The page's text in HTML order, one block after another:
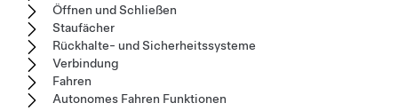
Öffnen und Schließen
Staufächer
Rückhalte- und Sicherheitssysteme
Verbindung
Fahren
Autonomes Fahren Funktionen